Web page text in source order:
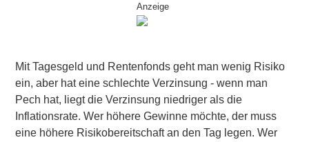
Anzeige
Mit Tagesgeld und Rentenfonds geht man wenig Risiko
ein, aber hat eine schlechte Verzinsung - wenn man
Pech hat, liegt die Verzinsung niedriger als die
Inflationsrate. Wer höhere Gewinne möchte, der muss
eine höhere Risikobereitschaft an den Tag legen. Wer